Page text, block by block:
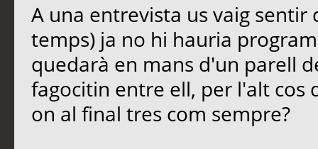
A una entrevista us vaig
temps) ja no hi hauria
quedarà en mans d'un parell
fagocitin entre ell, per l'alt cos
on al final tres com sempre?